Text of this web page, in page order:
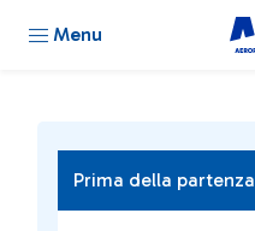
Menu
Prima della partenza